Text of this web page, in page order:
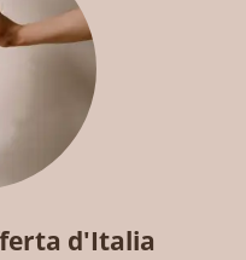
d'Italia